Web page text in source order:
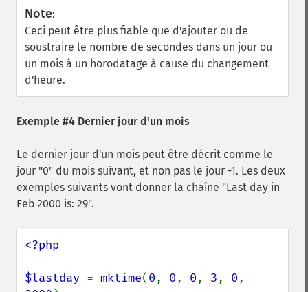
Note:
Ceci peut être plus fiable que d'ajouter ou de
soustraire le nombre de secondes dans un jour ou
un mois à un horodatage à cause du changement
d'heure.
Exemple #4 Dernier jour d'un mois
Le dernier jour d'un mois peut être décrit comme le
jour "0" du mois suivant, et non pas le jour -1. Les deux
exemples suivants vont donner la chaîne "Last day in
Feb 2000 is: 29".
<?php
$lastday = mktime(0, 0, 0, 3, 0